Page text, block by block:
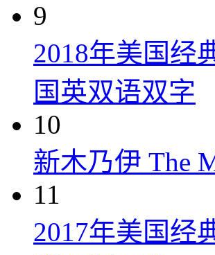
9
2018年美国经
国英双语双字
10
新木乃伊 The
11
2017年美国经